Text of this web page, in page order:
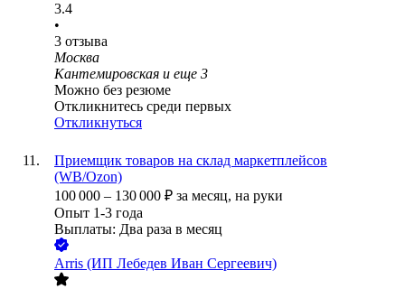
3.4
•
3 отзыва
Москва
Кантемировская и еще 3
Можно без резюме
Откликнитесь среди первых
Откликнуться
Приемщик товаров на склад маркетплейсов
(WB/Ozon)
100 000 – 130 000 ₽ за месяц, на руки
Опыт 1-3 года
Выплаты: Два раза в месяц
Arris (ИП Лебедев Иван Сергеевич)